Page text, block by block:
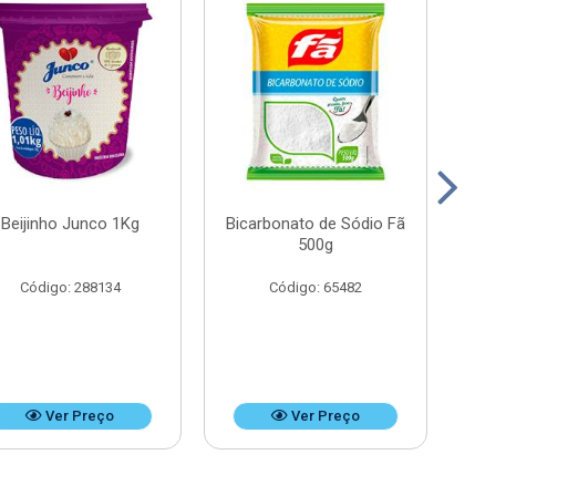
Beijinho Junco 1Kg
Código: 288134
Ver Preço
Bicarbonato de Sódio Fã
500g
Código: 65482
Ver Preço